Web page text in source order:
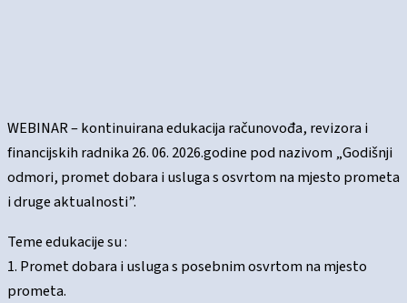
WEBINAR – kontinuirana edukacija računovođa, revizora i
financijskih radnika 26. 06. 2026.godine pod nazivom „Godišnji
odmori, promet dobara i usluga s osvrtom na mjesto prometa
i druge aktualnosti”.
Teme edukacije su :
1. Promet dobara i usluga s posebnim osvrtom na mjesto
prometa.